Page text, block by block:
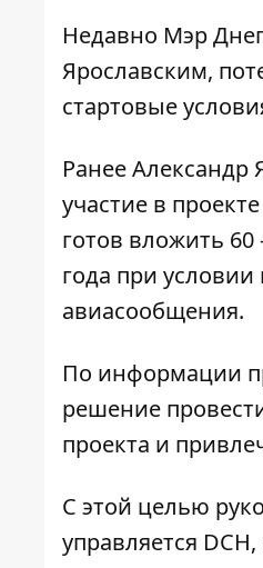
Недавно Мэр
Ярославским,
стартовые
Ранее Александр
участие в
готов вложить
года при
авиасообщения.
По информации
решение
проекта и
С этой целью
управляется